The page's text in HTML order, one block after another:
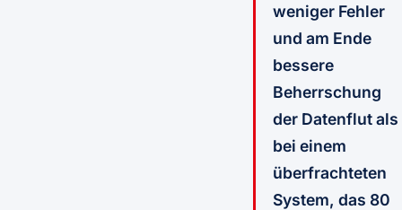
weniger Fehler
und am Ende
bessere
Beherrschung
der Datenflut als
bei einem
überfrachteten
System, das 80